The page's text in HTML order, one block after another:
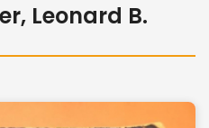
Leonard B.